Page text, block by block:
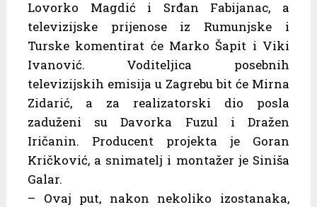
Lovorko Magdić i Srđan Fabijanac, a
televizijske prijenose iz Rumunjske i
Turske komentirat će Marko Šapit i Viki
Ivanović. Voditeljica posebnih
televizijskih emisija u Zagrebu bit će Mirna
Zidarić, a za realizatorski dio posla
zaduženi su Davorka Fuzul i Dražen
Iričanin. Producent projekta je Goran
Kričković, a snimatelj i montažer je Siniša
Galar.
– Ovaj put, nakon nekoliko izostanaka,